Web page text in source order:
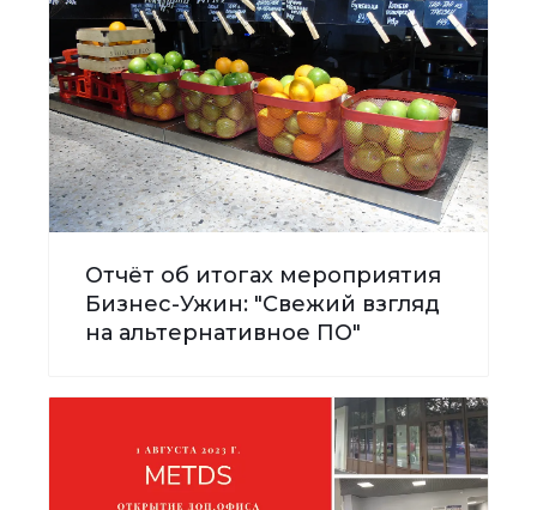
Отчёт об итогах мероприятия
Бизнес-Ужин: "Свежий взгляд
на альтернативное ПО"